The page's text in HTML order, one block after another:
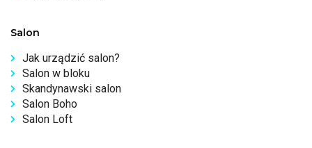
Salon
Jak urządzić salon?
Salon w bloku
Skandynawski salon
Salon Boho
Salon Loft